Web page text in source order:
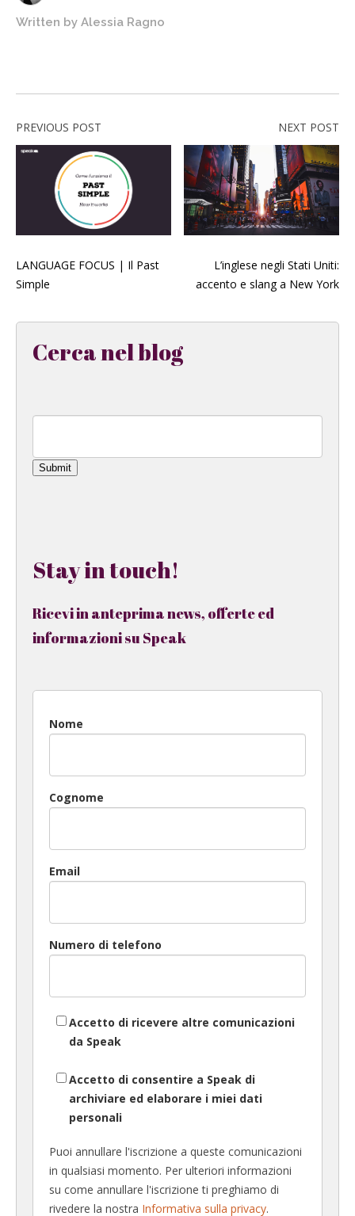
Written by Alessia Ragno
PREVIOUS POST
LANGUAGE FOCUS | Il Past
Simple
NEXT POST
L’inglese negli Stati Uniti:
accento e slang a New York
Cerca nel blog
Submit
Stay in touch!
Ricevi in anteprima news, offerte ed
informazioni su Speak
Nome
Cognome
Email
Numero di telefono
Accetto di ricevere altre comunicazioni
da Speak
Accetto di consentire a Speak di
archiviare ed elaborare i miei dati
personali
Puoi annullare l'iscrizione a queste comunicazioni
in qualsiasi momento. Per ulteriori informazioni
su come annullare l'iscrizione ti preghiamo di
rivedere la nostra Informativa sulla privacy.